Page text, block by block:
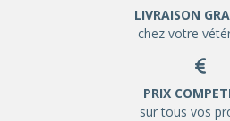
LIVRAISON
chez votre
PRIX
sur tous vos